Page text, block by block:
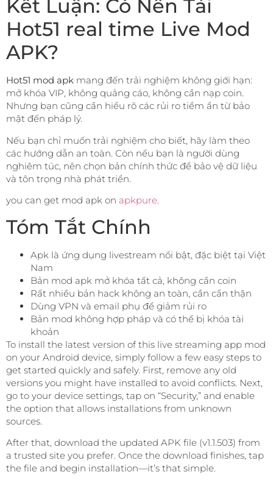
Kết Luận: Có Nên Tải
Hot51 real time Live Mod
APK?
Hot51 mod apk mang đến trải nghiệm không giới hạn:
mở khóa VIP, không quảng cáo, không cần nạp coin.
Nhưng bạn cũng cần hiểu rõ các rủi ro tiềm ẩn từ bảo
mật đến pháp lý.
Nếu bạn chỉ muốn trải nghiệm cho biết, hãy làm theo
các hướng dẫn an toàn. Còn nếu bạn là người dùng
nghiêm túc, nên chọn bản chính thức để bảo vệ dữ liệu
và tôn trọng nhà phát triển.
you can get mod apk on apkpure.
Tóm Tắt Chính
Apk là ứng dụng livestream nổi bật, đặc biệt tại Việt
Nam
Bản mod apk mở khóa tất cả, không cần coin
Rất nhiều bản hack không an toàn, cần cẩn thận
Dùng VPN và email phụ để giảm rủi ro
Bản mod không hợp pháp và có thể bị khóa tài
khoản
To install the latest version of this live streaming app mod
on your Android device, simply follow a few easy steps to
get started quickly and safely. First, remove any old
versions you might have installed to avoid conflicts. Next,
go to your device settings, tap on “Security,” and enable
the option that allows installations from unknown
sources.
After that, download the updated APK file (v1.1.503) from
a trusted site you prefer. Once the download finishes, tap
the file and begin installation—it’s that simple.